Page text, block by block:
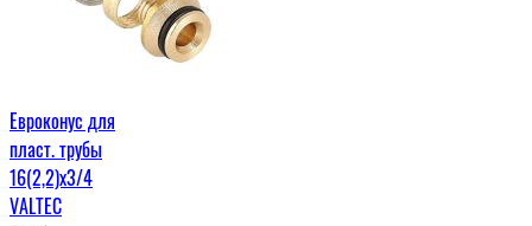
Евроконус для
пласт. трубы
16(2,2)x3/4
VALTEC